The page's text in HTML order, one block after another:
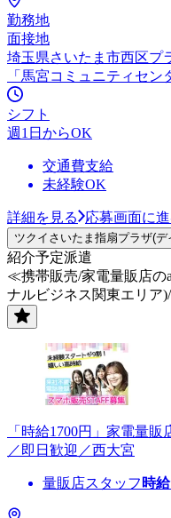
勤務地
面接地
埼玉県さいたま市西区プ
「馬宮コミュニティセ
シフト
週1日からOK
交通費支給
未経験OK
詳細を見る 応募画面に
ツクイさいたま指扇プラザ(
紹介予定派遣
≪携帯販売/家電量販店の
ナルビジネス関東エリア
「時給1700円」家電量
／即日歓迎／西大宮
量販店スタッフ 時給